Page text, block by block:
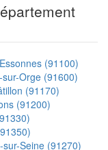
(91100)
Orge (91600)
(91170)
(91200)
sur-Seine (91270)